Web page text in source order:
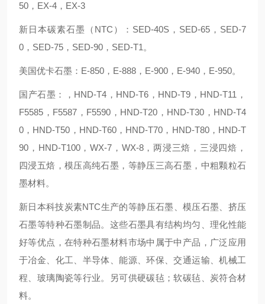
50，EX-4，EX-3
新日本碳素石墨（NTC）：SED-40S，SED-65，SED-7
0，SED-75，SED-90，SED-T1。
美国优卡石墨：E-850，E-888，E-900，E-940，E-950。
国产石墨：，HND-T4，HND-T6，HND-T9，HND-T11，
F5585，F5587，F5590，HND-T20，HND-T30，HND-T4
0，HND-T50，HND-T60，HND-T70，HND-T80，HND-T
90，HND-T100，WX-7，WX-8，两浸三焙，三浸四焙，
四浸五焙，模压高纯石墨，等静压三高石墨，中粗颗粒石
墨材料。
新日本科技炭素NTC生产的等静压石墨、模压石墨、挤压
石墨等特种石墨制品。这些石墨具有结构均匀、理化性能
好等优点，在特种石墨材料市场中属于中产品，广泛应用
于冶金、化工、半导体、能源、环保、交通运输、机械工
程、玻璃陶瓷等行业。另可供硬碳毡；软碳毡、炭符合材
料。